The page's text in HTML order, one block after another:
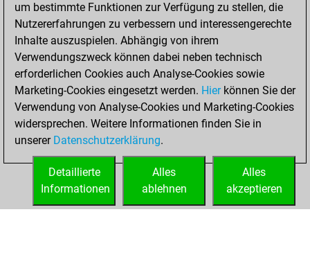
You had a best
sprint of 40 positions
Tactics
played 1 slow games
Play
You
scored +1 =0 -0 in
slow games
You created
your Studies account
Studies
um bestimmte Funktionen zur Verfügung zu stellen, die
Nutzererfahrungen zu verbessern und interessengerechte
Inhalte auszuspielen. Abhängig von ihrem
Verwendungszweck können dabei neben technisch
erforderlichen Cookies auch Analyse-Cookies sowie
Marketing-Cookies eingesetzt werden. Hierkönnen Sie der
Verwendung von Analyse-Cookies und Marketing-Cookies
widersprechen. Weitere Informationen finden Sie in
unserer Datenschutzerklärung.
Alles
akzeptieren
Alles
ablehnen
Detaillierte
Informationen